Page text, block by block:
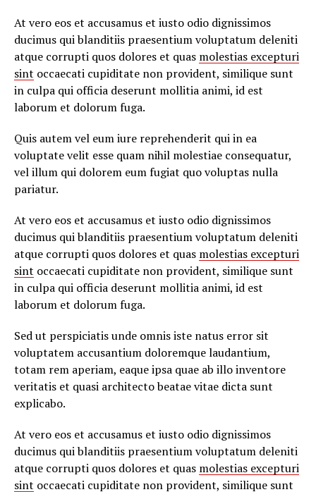
At vero eos et accusamus et iusto odio dignissimos
ducimus qui blanditiis praesentium voluptatum deleniti
atque corrupti quos dolores et quas molestias excepturi
sint occaecati cupiditate non provident, similique sunt
in culpa qui officia deserunt mollitia animi, id est
laborum et dolorum fuga.
Quis autem vel eum iure reprehenderit qui in ea
voluptate velit esse quam nihil molestiae consequatur,
vel illum qui dolorem eum fugiat quo voluptas nulla
pariatur.
At vero eos et accusamus et iusto odio dignissimos
ducimus qui blanditiis praesentium voluptatum deleniti
atque corrupti quos dolores et quas molestias excepturi
sint occaecati cupiditate non provident, similique sunt
in culpa qui officia deserunt mollitia animi, id est
laborum et dolorum fuga.
Sed ut perspiciatis unde omnis iste natus error sit
voluptatem accusantium doloremque laudantium,
totam rem aperiam, eaque ipsa quae ab illo inventore
veritatis et quasi architecto beatae vitae dicta sunt
explicabo.
At vero eos et accusamus et iusto odio dignissimos
ducimus qui blanditiis praesentium voluptatum deleniti
atque corrupti quos dolores et quas molestias excepturi
sint occaecati cupiditate non provident, similique sunt